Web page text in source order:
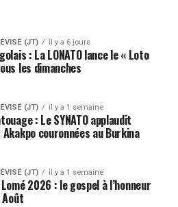
(JT) il y a 6 jours
: La LONATO lance le « Loto
les dimanches
(JT) il y a 1 semaine
: Le SYNATO applaudit
couronnées au Burkina
(JT) il y a 1 semaine
2026 : le gospel à l’honneur